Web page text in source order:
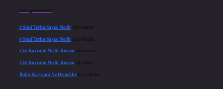
Son yorumlar
6 Sınıf Terim Sayısı Nediriçin admin
6 Sınıf Terim Sayısı Nediriçin Nilgün
Cüz Kavramı Nedir Kısacaiçin admin
Cüz Kavramı Nedir Kısacaiçin
İpek
Buluş Kavramı Ne Demektiriçin admin